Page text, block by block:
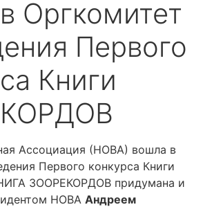
Оргкомитет
Первого
Книги
Ассоциация (НОВА) вошла в
Первого конкурса Книги
ЗООРЕКОРДОВ придумана и
НОВА Андреем